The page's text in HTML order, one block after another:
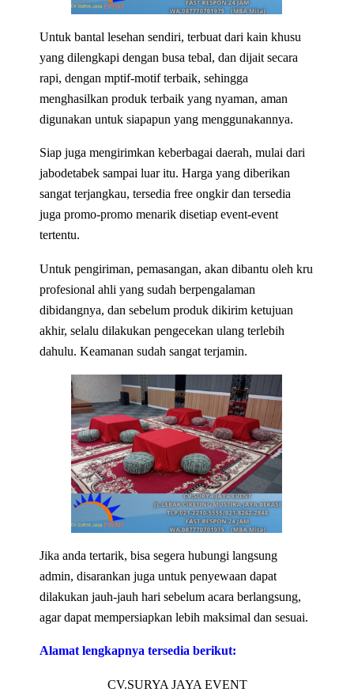
Untuk bantal lesehan sendiri, terbuat dari kain khusu
yang dilengkapi dengan busa tebal, dan dijait secara
rapi, dengan mptif-motif terbaik, sehingga
menghasilkan produk terbaik yang nyaman, aman
digunakan untuk siapapun yang menggunakannya.
Siap juga mengirimkan keberbagai daerah, mulai dari
jabodetabek sampai luar itu. Harga yang diberikan
sangat terjangkau, tersedia free ongkir dan tersedia
juga promo-promo menarik disetiap event-event
tertentu.
Untuk pengiriman, pemasangan, akan dibantu oleh kru
profesional ahli yang sudah berpengalaman
dibidangnya, dan sebelum produk dikirim ketujuan
akhir, selalu dilakukan pengecekan ulang terlebih
dahulu. Keamanan sudah sangat terjamin.
Jika anda tertarik, bisa segera hubungi langsung
admin, disarankan juga untuk penyewaan dapat
dilakukan jauh-jauh hari sebelum acara berlangsung,
agar dapat mempersiapkan lebih maksimal dan sesuai.
Alamat lengkapnya tersedia berikut:
CV.SURYA JAYA EVENT